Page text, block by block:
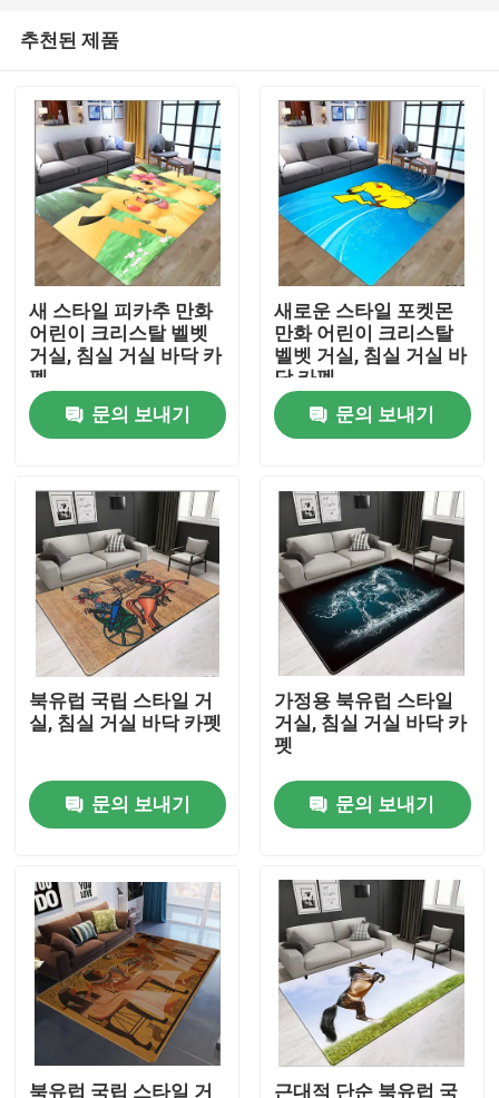
제품
비디오
우리에 대하여
공장 여행
품질 관리
바닥 카페트 러그
침실 바닥 카펫
거실 바닥 카페트
추천된 제품
새 스타일 피카추 만화
어린이 크리스탈 벨벳
거실, 침실 거실 바닥 카
펫
문의 보내기
새로운 스타일 포켓몬
만화 어린이 크리스탈
벨벳 거실, 침실 거실 바
닥 카펫
문의 보내기
북유럽 국립 스타일 거
실, 침실 거실 바닥 카펫
문의 보내기
가정용 북유럽 스타일
거실, 침실 거실 바닥 카
펫
문의 보내기
북유럽 국립 스타일 거 근대적 단순 북유럽 국